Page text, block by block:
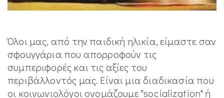
Όλοι μας, από την παιδική ηλικία, είμαστε σαν
σφουγγάρια που απορροφούν τις
συμπεριφορές και τις αξίες του
περιβάλλοντός μας. Είναι μια διαδικασία που
οι κοινωνιολόγοι ονομάζουμε "socialization" ή